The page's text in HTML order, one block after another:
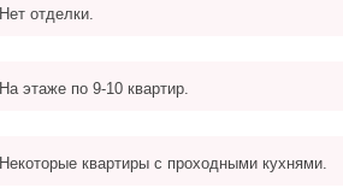
Нет отделки.
На этаже по 9-10 квартир.
Некоторые квартиры с проходными кухнями.